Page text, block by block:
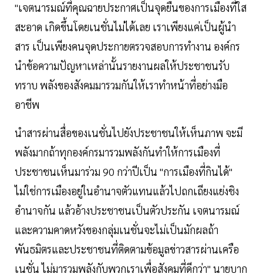
"เจตนารมณ์ที่คุณฉายประกาศเป็นจุดยืนของการเมืองที่ใส
สะอาด เกิดขึ้นโดยเนชั่นไม่ได้เลย เราเพียงแค่เป็นผู้นำ
สาร เป็นเพียงคนจุดประกายตรวจสอบการทำงาน องค์กร
นำข้อความปัญหาเหล่านั้นรายงานผลให้ประชาชนรับ
ทราบ พลังของสังคมมารวมกันให้เราทำหน้าที่อย่างมือ
อาชีพ
นำสารผ่านสื่อของเนชั่นไปยังประชาชนให้เห็นภาพ จะมี
พลังมากถ้าทุกองค์กรมารวมพลังกันทำให้การเมืองที่
ประชาชนเห็นมาร่วม 90 กว่าปีเป็น "การเมืองที่กินได้"
ไม่ใช่การเมืองอยู่ในอำนาจตัวแทนแล้วไปถกเถียงแย่งชิง
อำนาจกัน แล้วอ้างประชาชนเป็นตัวประกัน เจตนารมณ์
และความคาดหวังของกลุ่มเนชั่นจะไม่เป็นมักผลถ้า
พันธมิตรและประชาชนที่ติดตามข้อมูลข่าวสารผ่านเครือ
เนชั่น ไม่มารวมพลังกับพวกเราเพื่อสังคมที่ดีกว่า" นายบาก